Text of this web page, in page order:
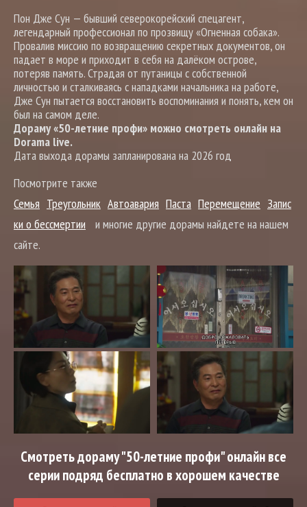
Пон Дже Сун — бывший северокорейский спецагент,
легендарный профессионал по прозвищу «Огненная собака».
Провалив миссию по возвращению секретных документов, он
падает в море и приходит в себя на далёком острове,
потеряв память. Страдая от путаницы с собственной
личностью и сталкиваясь с нападками начальника на работе,
Дже Сун пытается восстановить воспоминания и понять, кем он
был на самом деле.
Дораму «50-летние профи» можно смотреть онлайн на
Dorama live.
Дата выхода дорамы запланирована на 2026 год
Посмотрите также
Семья Треугольник Автоавария Паста Перемещение Запис
ки о бессмертии
и многие другие дорамы найдете на нашем
сайте.
Смотреть дораму "50-летние профи" онлайн все
серии подряд бесплатно в хорошем качестве